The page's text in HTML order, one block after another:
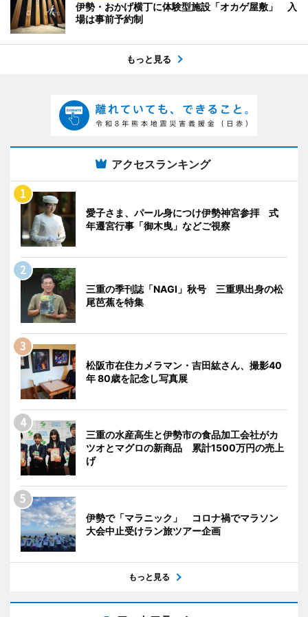
伊勢・おかげ横丁に体験型施設「オカゲ屋敷」 入
場は事前予約制
もっと見る
アクセスランキング
愛子さま、パール身につけ伊勢神宮参拝 式
年遷宮行事「御木曳」などご視察
三重の季刊誌「NAGI」秋号 三重県出身の松
尾芭蕉を特集
松阪市在住カメラマン・吉田紘さん、撮影40
年 80歳を記念し写真展
三重の水産高生と伊勢市の食品加工会社がカ
ツオとマグロの新商品 累計1500万円の売上
げ
伊勢で「マラニック」 コロナ禍でマラソン
大会中止受けラン旅ツアー企画
もっと見る